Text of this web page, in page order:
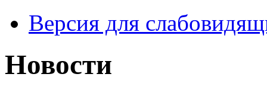
Версия для
Новости